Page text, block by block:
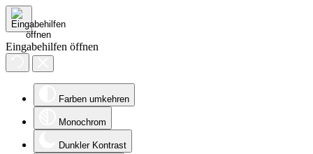
Eingabehilfen öffnen
Farben umkehren
Monochrom
Dunkler Kontrast